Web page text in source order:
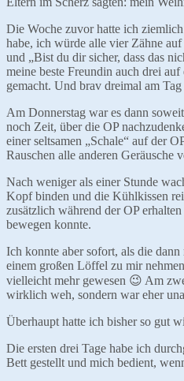
Die Woche zuvor hatte ich
habe, ich würde alle vier Zähne
und „Bist du dir sicher, dass das
meine beste Freundin auch drei
gemacht. Und brav dreimal am
Am Donnerstag war es dann
noch Zeit, über die OP
einer seltsamen „Schale“ auf der
Rauschen alle anderen
Nach weniger als einer Stunde
Kopf binden und die Kühlkissen
zusätzlich während der OP
bewegen konnte.
Ich konnte aber sofort, als die
einem großen Löffel zu mir
vielleicht mehr gewesen 😉 Am
wirklich weh, sondern war eher
Überhaupt hatte ich bisher so gut
Die ersten drei Tage habe ich
Bett gestellt und mich bedient,